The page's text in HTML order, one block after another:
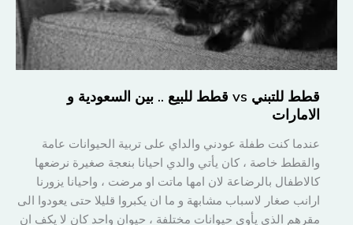
قطط للتبني vs قطط للبيع .. بين السعودية و
الامارات
عندما كنت طفلة عودني والداي على تربية الحيوانات عامة
والقطط خاصة ، كان يأتي والدي احيانا بنعجة صغيرة نرضعها
كالاطفال بالرضاعة لان امها ماتت او مرضت ، واحيانا يزورنا
ارانب صغار لاسباب مشابهة و ما ان يكبروا قليلا حتى يعودوا الى
مقرهم الذي يأوي حيوانات مختلفة ، حيوان واحد كان لا يكف ان